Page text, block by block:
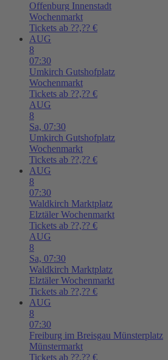
Offenburg Innenstadt
Wochenmarkt
Tickets ab ??,?? €
AUG
8
07:30
Umkirch Gutshofplatz
Wochenmarkt
Tickets ab ??,?? €
AUG
8
Sa, 07:30
Umkirch Gutshofplatz
Wochenmarkt
Tickets ab ??,?? €
AUG
8
07:30
Waldkirch Marktplatz
Elztäler Wochenmarkt
Tickets ab ??,?? €
AUG
8
Sa, 07:30
Waldkirch Marktplatz
Elztäler Wochenmarkt
Tickets ab ??,?? €
AUG
8
07:30
Freiburg im Breisgau Münsterplatz
Münstermarkt
Tickets ab ??,?? €